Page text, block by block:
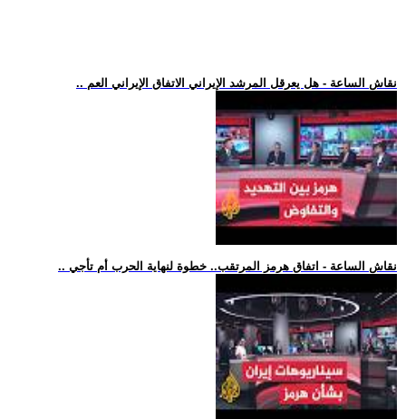
.. نقاش الساعة - هل يعرقل المرشد الإيراني الاتفاق الإيراني العم
.. نقاش الساعة - اتفاق هرمز المرتقب.. خطوة لنهاية الحرب أم تأجي